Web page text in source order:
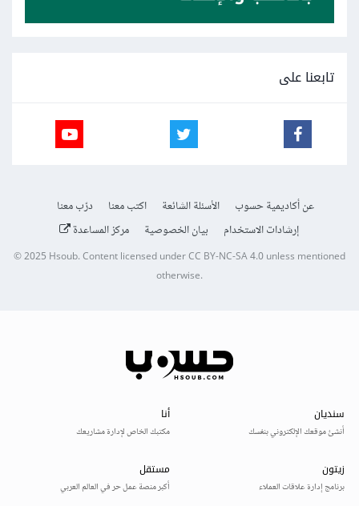
تابعنا على
عن أكاديمية حسوب الأسئلة الشائعة اكتب معنا
درّب معنا
إرشادات الاستخدام
بيان الخصوصية مركز المساعدة
© 2025Hsoub.Content licensed underCC BY-NC-SA 4.0unless mentioned
otherwise.